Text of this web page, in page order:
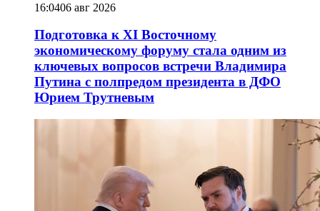
16:0406 авг 2026
Подготовка к XI Восточному
экономическому форуму стала одним из
ключевых вопросов встречи Владимира
Путина с полпредом президента в ДФО
Юрием Трутневым